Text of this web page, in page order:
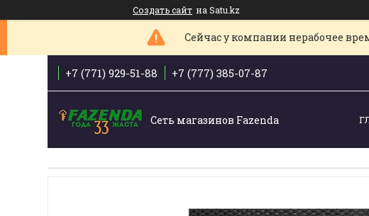
Создать сайт на Satu.kz
Сейчас у компании нерабочее
+7 (771) 929-51-88 +7 (777) 385-07-87
Сеть магазинов Fazenda